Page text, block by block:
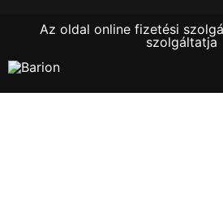
Az oldal online fizetési
szolgáltatja